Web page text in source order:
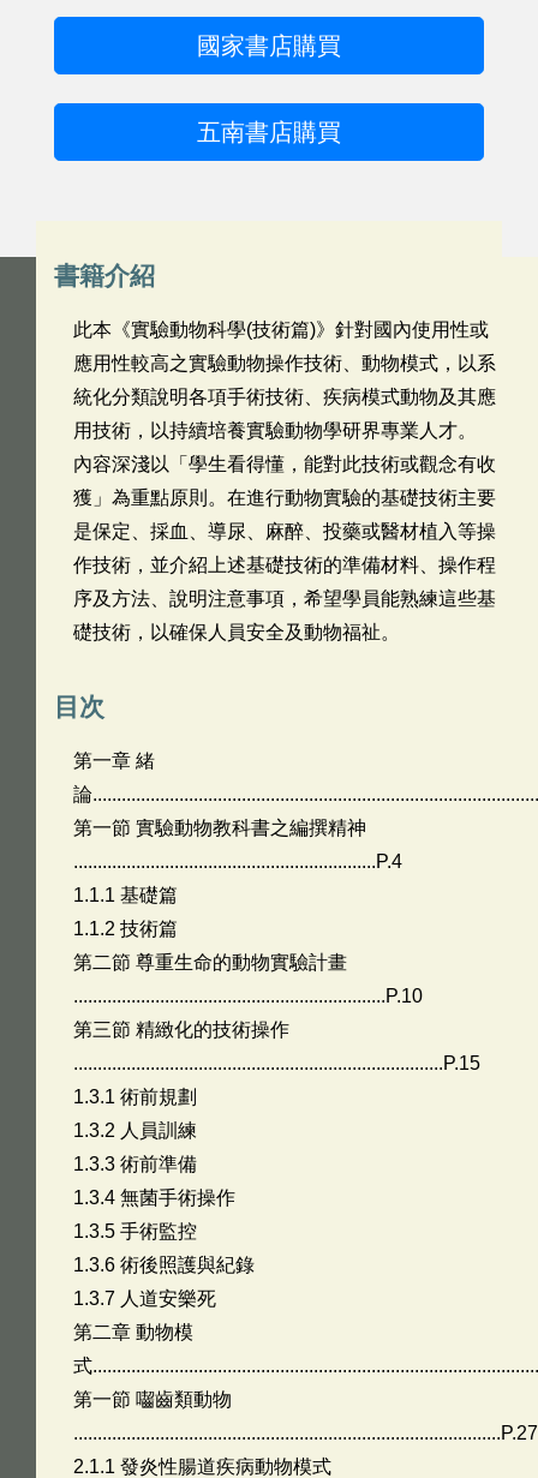
國家書店購買
五南書店購買
書籍介紹
此本《實驗動物科學(技術篇)》針對國內使用性或
應用性較高之實驗動物操作技術、動物模式，以系
統化分類說明各項手術技術、疾病模式動物及其應
用技術，以持續培養實驗動物學研界專業人才。
內容深淺以「學生看得懂，能對此技術或觀念有收
獲」為重點原則。在進行動物實驗的基礎技術主要
是保定、採血、導尿、麻醉、投藥或醫材植入等操
作技術，並介紹上述基礎技術的準備材料、操作程
序及方法、說明注意事項，希望學員能熟練這些基
礎技術，以確保人員安全及動物福祉。
目次
第一章 緒
論
第一節 實驗動物教科書之編撰精神
...............................................................P.4
1.1.1 基礎篇
1.1.2 技術篇
第二節 尊重生命的動物實驗計畫
.................................................................P.10
第三節 精緻化的技術操作
.............................................................................P.15
1.3.1 術前規劃
1.3.2 人員訓練
1.3.3 術前準備
1.3.4 無菌手術操作
1.3.5 手術監控
1.3.6 術後照護與紀錄
1.3.7 人道安樂死
第二章 動物模
式
第一節 囓齒類動物
.........................................................................................P.27
2.1.1 發炎性腸道疾病動物模式